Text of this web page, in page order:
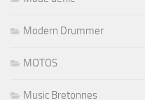
Modern Drummer
MOTOS
Music Bretonnes